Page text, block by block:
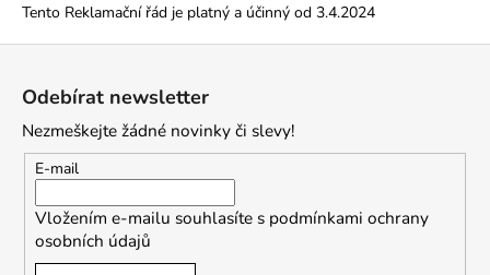
Tento Reklamační řád je platný a účinný od 3.4.2024
Odebírat newsletter
Nezmeškejte žádné novinky či slevy!
E-mail
Vložením e-mailu souhlasíte s podmínkami ochrany
osobních údajů